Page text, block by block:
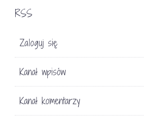
RSS
Zaloguj się
Kanał wpisów
Kanał komentarzy